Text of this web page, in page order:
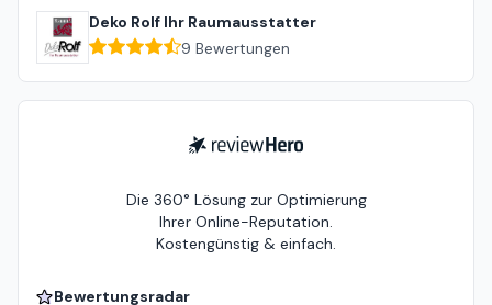
Deko Rolf Ihr Raumausstatter
9 Bewertungen
ReviewHero
Die 360° Lösung zur Optimierung
Ihrer Online-Reputation.
Kostengünstig & einfach.
Bewertungsradar